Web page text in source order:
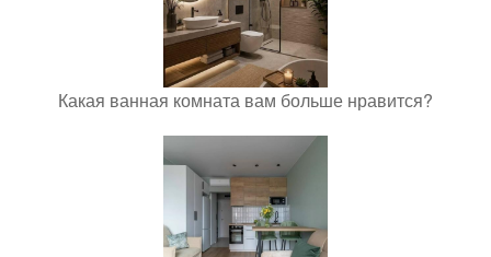
Какая ванная комната вам больше нравится?